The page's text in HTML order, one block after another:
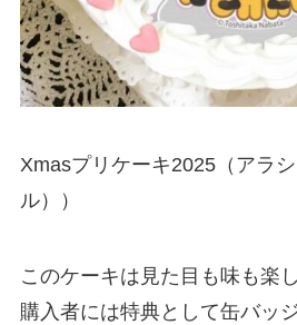
Xmasプリケーキ2025（アラ
ル））
このケーキは見た目も味も楽
購入者には特典として缶バッ